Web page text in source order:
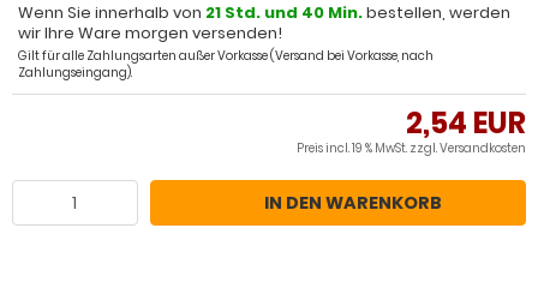
Wenn Sie innerhalb von 21 Std. und 40 Min.bestellen, werden
wir Ihre Ware morgen versenden!
Gilt für alle Zahlungsarten außer Vorkasse (Versand bei Vorkasse, nach
Zahlungseingang).
2,54 EUR
Preis incl. 19 % MwSt. zzgl.Versandkosten
IN DEN WARENKORB